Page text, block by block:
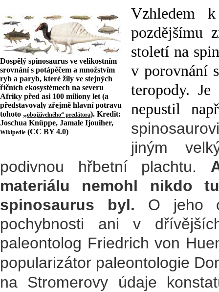
Dospělý spinosaurus ve velikostním
srovnání s potápěčem a množstvím
ryb a paryb, které žily ve stejných
říčních ekosystémech na severu
Afriky před asi 100 miliony let (a
představovaly zřejmě hlavní potravu
tohoto „obojživelného“ predátora). Kredit:
Joschua Knüppe, Jamale Ijouiher,
Wikipedie (CC BY 4.0)
Vzhledem
pozdějšímu
století na
v porovnání
teropody.
nepustil
jiným
podivnou hřbetní plachtu.
materiálu nemohl nikdo
spinosaurus byl. O jeho
pochybnosti ani v
paleontolog Friedrich von
popularizátor paleontologie
na Stromerovy údaje